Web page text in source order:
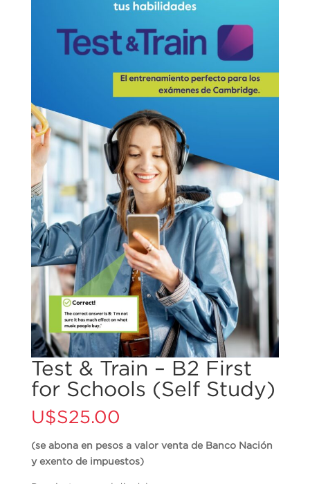
Test & Train – B2 First
for Schools (Self Study)
U$S25.00
(se abona en pesos a valor venta de Banco Nación
y exento de impuestos)